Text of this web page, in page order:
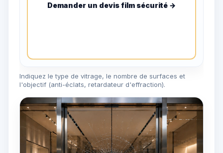
Demander un devis film sécurité →
Indiquez le type de vitrage, le nombre de surfaces et
l'objectif (anti-éclats, retardateur d'effraction).